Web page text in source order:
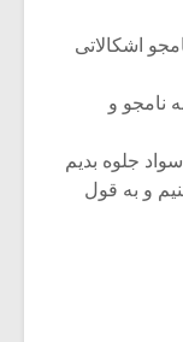
اشکالاتی
نامجو و
جلوه بدیم
و به قول